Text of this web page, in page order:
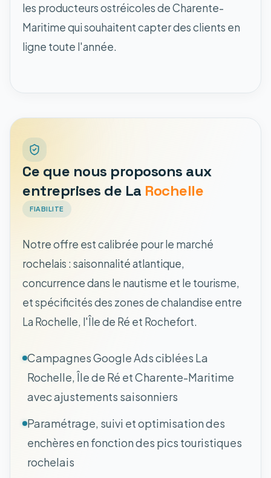
les producteurs ostréicoles de Charente-
Maritime qui souhaitent capter des clients en
ligne toute l'année.
Ce que nous proposons aux
entreprises de La Rochelle
FIABILITE
Notre offre est calibrée pour le marché
rochelais : saisonnalité atlantique,
concurrence dans le nautisme et le tourisme,
et spécificités des zones de chalandise entre
La Rochelle, l'Île de Ré et Rochefort.
Campagnes Google Ads ciblées La
Rochelle, Île de Ré et Charente-Maritime
avec ajustements saisonniers
Paramétrage, suivi et optimisation des
enchères en fonction des pics touristiques
rochelais